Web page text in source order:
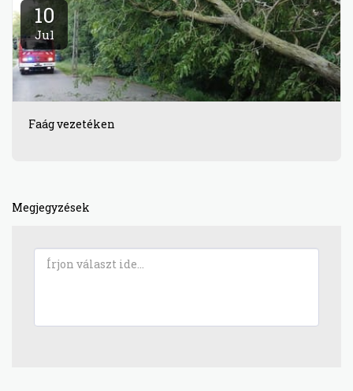
10
Jul
Faág vezetéken
Megjegyzések